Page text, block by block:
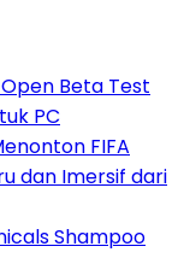
Beta Test
PC
FIFA
dan Imersif dari
Shampoo